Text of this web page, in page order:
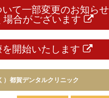
て一部変更のお知らせ
合がございます
開始いたします
都賀デンタルクリニック